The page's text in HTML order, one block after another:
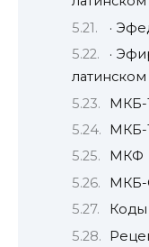
·
·
латинском
МКБ-
МКБ-
МКФ
Коды